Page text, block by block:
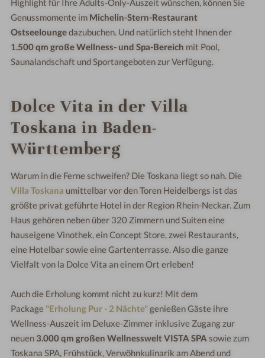
Highlight für Ihre Adults-Only-Auszeit wünschen, können Sie
Genussmomente im Michelin-Stern-Restaurant
Ostseeloungedazubuchen. Und natürlich steht Ihnen der
1.500 qm große Wellness- und Spa-Bereich mit Pool,
Saunalandschaft und Sportangeboten zur Verfügung.
Dolce Vita in der Villa
Toskana in Baden-
Württemberg
Warum in die Ferne schweifen? Die Toskana liegt so nah. Die
Villa Toskana umittelbar vor den Toren Heidelbergs ist das
größte privat geführte Hotel in der Region Rhein-Neckar. Zum
Haus gehören neben über 320 Zimmern und Suiten eine
hauseigene Vinothek, ein Concept Store, zwei Restaurants,
eine Hotelbar sowie eine Gartenterrasse. Also die ganze
Vielfalt von la Dolce Vita an einem Ort erleben!
Auch die Erholung kommt nicht zu kurz! Mit dem
Package "Erholung Pur - 2 Nächte" genießen Gäste ihre
Wellness-Auszeit im Deluxe-Zimmer inklusive Zugang zur
neuen 3.000 qm großen Wellnesswelt VISTA SPA sowie zum
Toskana SPA, Frühstück, Verwöhnkulinarik am Abend und